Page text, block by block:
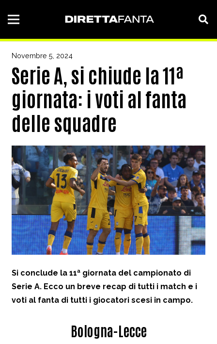
Novembre 5, 2024
Serie A, si chiude la 11ª
giornata: i voti al fanta
delle squadre
Si conclude la 11ª giornata del campionato di
Serie A. Ecco un breve recap di tutti i match e i
voti al fanta di tutti i giocatori scesi in campo.
Bologna-Lecce